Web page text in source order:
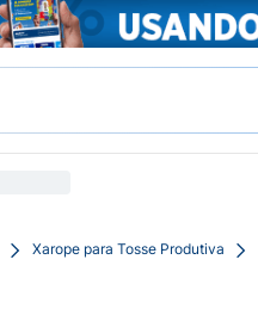
Xarope para Tosse Produtiva